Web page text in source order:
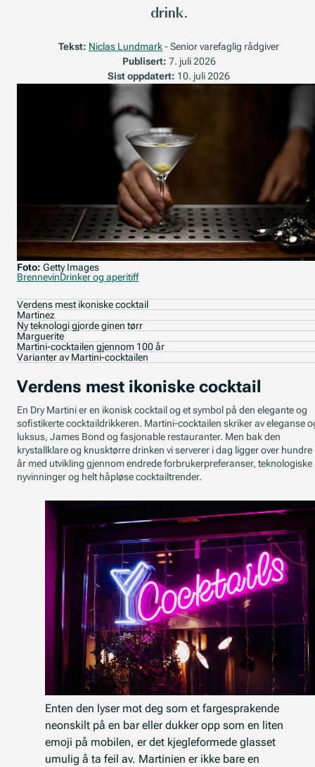
drink.
Tekst: Niclas Lundmark- Senior varefaglig rådgiver
Publisert: 7. juli 2026
Sist oppdatert: 10. juli 2026
Foto: Getty Images
BrennevinDrinker og aperitiff
Verdens mest ikoniske cocktail
Martinez
Ny teknologi gjorde ginen tørr
Marguerite
Martini-cocktailen gjennom 100 år
Varianter av Martini-cocktailen
Verdens mest ikoniske cocktail
En Dry Martini er en ikonisk cocktail og et symbol på den elegante og
sofistikerte cocktaildrikkeren. Martini-cocktailen skriker av eleganse
luksus, James Bond og fasjonable restauranter. Men bak den
krystallklare og knusktørre drinken vi serverer i dag ligger over hundre
år med utvikling gjennom endrede forbrukerpreferanser, teknologiske
nyvinninger og helt håpløse cocktailtrender.
Enten den lyser mot deg som et fargesprakende
neonskilt på en bar eller dukker opp som en liten
emoji på mobilen, er det kjegleformede glasset
umulig å ta feil av. Martinien er ikke bare en